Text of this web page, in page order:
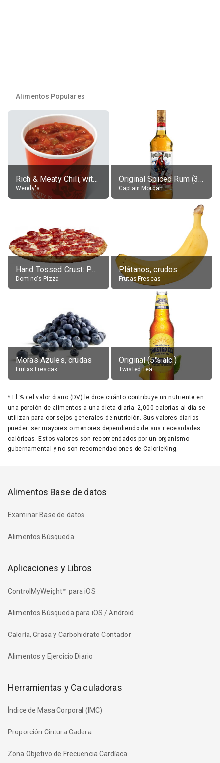
Alimentos Populares
Rich & Meaty Chili, without toppings, large
Wendy's
Original Spiced Rum (35% alc.)
Captain Morgan
Hand Tossed Crust: Pepperoni Pizza (Large 14")
Domino's Pizza
Plátanos, crudos
Frutas Frescas
Moras Azules, crudas
Frutas Frescas
Original (5% alc.)
Twisted Tea
* El % del valor diario (DV) le dice cuánto contribuye un nutriente en
una porción de alimentos a una dieta diaria. 2,000 calorías al día se
utilizan para consejos generales de nutrición. Sus valores diarios
pueden ser mayores o menores dependiendo de sus necesidades
calóricas. Estos valores son recomendados por un organismo
gubernamental y no son recomendaciones de CalorieKing.
Alimentos Base de datos
Examinar Base de datos
Alimentos Búsqueda
Aplicaciones y Libros
ControlMyWeight™ para iOS
Alimentos Búsqueda para iOS / Android
Caloría, Grasa y Carbohidrato Contador
Alimentos y Ejercicio Diario
Herramientas y Calculadoras
Índice de Masa Corporal (IMC)
Proporción Cintura Cadera
Zona Objetivo de Frecuencia Cardíaca